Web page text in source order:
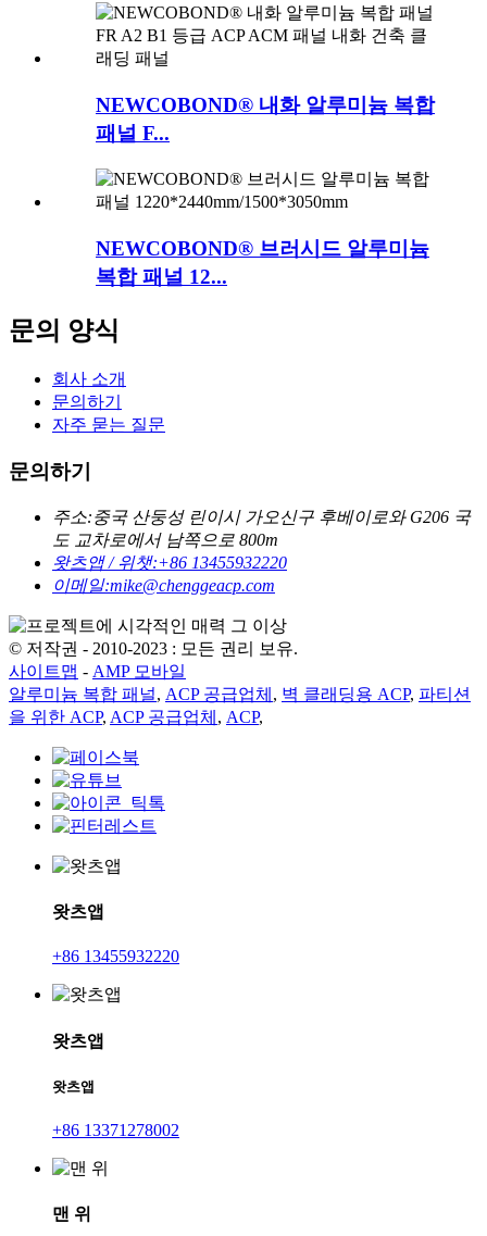
NEWCOBOND® 내화 알루미늄 복합
패널 F...
NEWCOBOND® 브러시드 알루미늄
복합 패널 12...
문의 양식
회사 소개
문의하기
자주 묻는 질문
문의하기
주소:중국 산둥성 린이시 가오신구 후베이로와 G206 국
도 교차로에서 남쪽으로 800m
왓츠앱 / 위챗:+86 13455932220
이메일:mike@chenggeacp.com
© 저작권 - 2010-2023 : 모든 권리 보유.
사이트맵 - AMP 모바일
알루미늄 복합 패널, ACP 공급업체 , 벽 클래딩용 ACP, 파티션
을 위한 ACP, ACP 공급업체 , ACP,
왓츠앱
+86 13455932220
왓츠앱
왓츠앱
+86 13371278002
맨 위